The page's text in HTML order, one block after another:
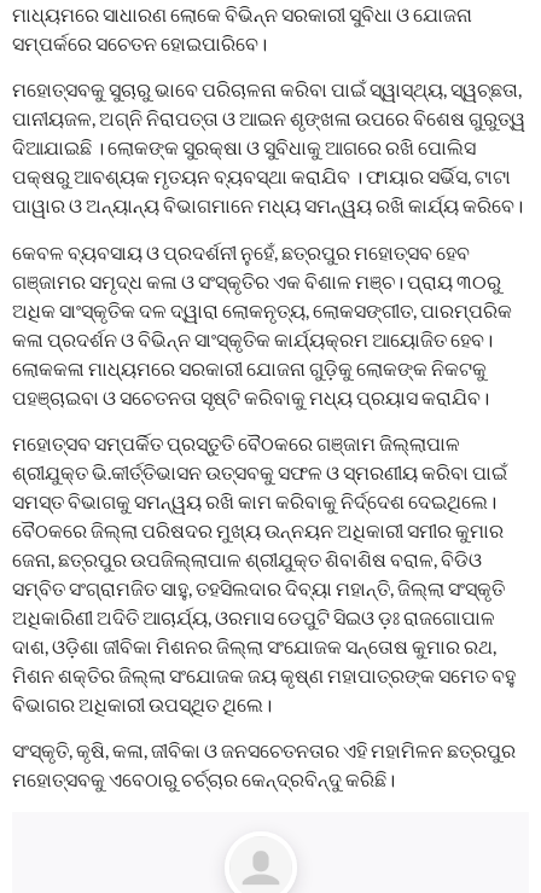
ମାଧ୍ୟମରେ ସାଧାରଣ ଲୋକେ ବିଭିନ୍ନ ସରକାରୀ ସୁବିଧା ଓ ଯୋଜନା
ସମ୍ପର୍କରେ ସଚେତନ ହୋଇପାରିବେ।
ମହୋତ୍ସବକୁ ସୁଚାରୁ ଭାବେ ପରିଚାଳନା କରିବା ପାଇଁ ସ୍ୱାସ୍ଥ୍ୟ, ସ୍ୱଚ୍ଛତା,
ପାନୀୟଜଳ, ଅଗ୍ନି ନିରାପତ୍ତା ଓ ଆଇନ ଶୃଙ୍ଖଳା ଉପରେ ବିଶେଷ ଗୁରୁତ୍ୱ
ଦିଆଯାଇଛି । ଲୋକଙ୍କ ସୁରକ୍ଷା ଓ ସୁବିଧାକୁ ଆଗରେ ରଖି ପୋଲିସ
ପକ୍ଷରୁ ଆବଶ୍ୟକ ମୃତୟନ ବ୍ୟବସ୍ଥା କରାଯିବ । ଫାୟାର ସର୍ଭିସ, ଟାଟା
ପାୱାର ଓ ଅନ୍ୟାନ୍ୟ ବିଭାଗମାନେ ମଧ୍ୟ ସମନ୍ୱୟ ରଖି କାର୍ଯ୍ୟ କରିବେ।
କେବଳ ବ୍ୟବସାୟ ଓ ପ୍ରଦର୍ଶନୀ ନୁହେଁ, ଛତ୍ରପୁର ମହୋତ୍ସବ ହେବ
ଗଞ୍ଜାମର ସମୃଦ୍ଧ କଳା ଓ ସଂସ୍କୃତିର ଏକ ବିଶାଳ ମଞ୍ଚ। ପ୍ରାୟ ୩୦ରୁ
ଅଧିକ ସାଂସ୍କୃତିକ ଦଳ ଦ୍ୱାରା ଲୋକନୃତ୍ୟ, ଲୋକସଙ୍ଗୀତ, ପାରମ୍ପରିକ
କଳା ପ୍ରଦର୍ଶନ ଓ ବିଭିନ୍ନ ସାଂସ୍କୃତିକ କାର୍ଯ୍ୟକ୍ରମ ଆୟୋଜିତ ହେବ।
ଲୋକକଳା ମାଧ୍ୟମରେ ସରକାରୀ ଯୋଜନା ଗୁଡ଼ିକୁ ଲୋକଙ୍କ ନିକଟକୁ
ପହଞ୍ଚାଇବା ଓ ସଚେତନତା ସୃଷ୍ଟି କରିବାକୁ ମଧ୍ୟ ପ୍ରୟାସ କରାଯିବ।
ମହୋତ୍ସବ ସମ୍ପର୍କିତ ପ୍ରସ୍ତୁତି ବୈଠକରେ ଗଞ୍ଜାମ ଜିଲ୍ଲାପାଳ
ଶ୍ରୀଯୁକ୍ତ ଭି.କୀର୍ତ୍ତିଭାସନ ଉତ୍ସବକୁ ସଫଳ ଓ ସ୍ମରଣୀୟ କରିବା ପାଇଁ
ସମସ୍ତ ବିଭାଗକୁ ସମନ୍ୱୟ ରଖି କାମ କରିବାକୁ ନିର୍ଦ୍ଦେଶ ଦେଇଥିଲେ।
ବୈଠକରେ ଜିଲ୍ଲା ପରିଷଦର ମୁଖ୍ୟ ଉନ୍ନୟନ ଅଧିକାରୀ ସମୀର କୁମାର
ଜେନା, ଛତ୍ରପୁର ଉପଜିଲ୍ଲାପାଳ ଶ୍ରୀଯୁକ୍ତ ଶିବାଶିଷ ବରାଳ, ବିଡିଓ
ସମ୍ବିତ ସଂଗ୍ରାମଜିତ ସାହୁ, ତହସିଲଦାର ଦିବ୍ୟା ମହାନ୍ତି, ଜିଲ୍ଲା ସଂସ୍କୃତି
ଅଧିକାରିଣୀ ଅଦିତି ଆଚାର୍ଯ୍ୟ, ଓରମାସ ଡେପୁଟି ସିଇଓ ଡ଼ଃ ରାଜଗୋପାଳ
ଦାଶ, ଓଡ଼ିଶା ଜୀବିକା ମିଶନର ଜିଲ୍ଲା ସଂଯୋଜକ ସନ୍ତୋଷ କୁମାର ରଥ,
ମିଶନ ଶକ୍ତିର ଜିଲ୍ଲା ସଂଯୋଜକ ଜୟ କୃଷ୍ଣ ମହାପାତ୍ରଙ୍କ ସମେତ ବହୁ
ବିଭାଗର ଅଧିକାରୀ ଉପସ୍ଥିତ ଥିଲେ।
ସଂସ୍କୃତି, କୃଷି, କଳା, ଜୀବିକା ଓ ଜନସଚେତନତାର ଏହି ମହାମିଳନ ଛତ୍ରପୁର
ମହୋତ୍ସବକୁ ଏବେଠାରୁ ଚର୍ଚ୍ଚାର କେନ୍ଦ୍ରବିନ୍ଦୁ କରିଛି।